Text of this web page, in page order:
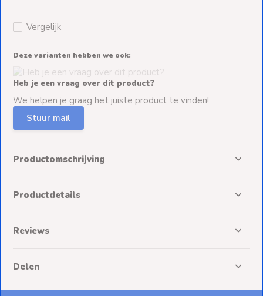
Vergelijk
Deze varianten hebben we ook:
Heb je een vraag over dit product?
We helpen je graag het juiste product te vinden!
Stuur mail
Productomschrijving
Productdetails
Reviews
Delen